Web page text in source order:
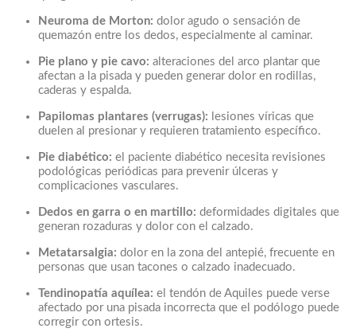
Neuroma de Morton: dolor agudo o sensación de
quemazón entre los dedos, especialmente al caminar.
Pie plano y pie cavo: alteraciones del arco plantar que
afectan a la pisada y pueden generar dolor en rodillas,
caderas y espalda.
Papilomas plantares (verrugas): lesiones víricas que
duelen al presionar y requieren tratamiento específico.
Pie diabético: el paciente diabético necesita revisiones
podológicas periódicas para prevenir úlceras y
complicaciones vasculares.
Dedos en garra o en martillo: deformidades digitales que
generan rozaduras y dolor con el calzado.
Metatarsalgia: dolor en la zona del antepié, frecuente en
personas que usan tacones o calzado inadecuado.
Tendinopatía aquílea: el tendón de Aquiles puede verse
afectado por una pisada incorrecta que el podólogo puede
corregir con ortesis.